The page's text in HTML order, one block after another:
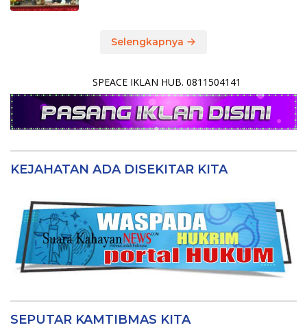
Selengkapnya
SPEACE IKLAN HUB. 0811504141
KEJAHATAN ADA DISEKITAR KITA
SEPUTAR KAMTIBMAS KITA